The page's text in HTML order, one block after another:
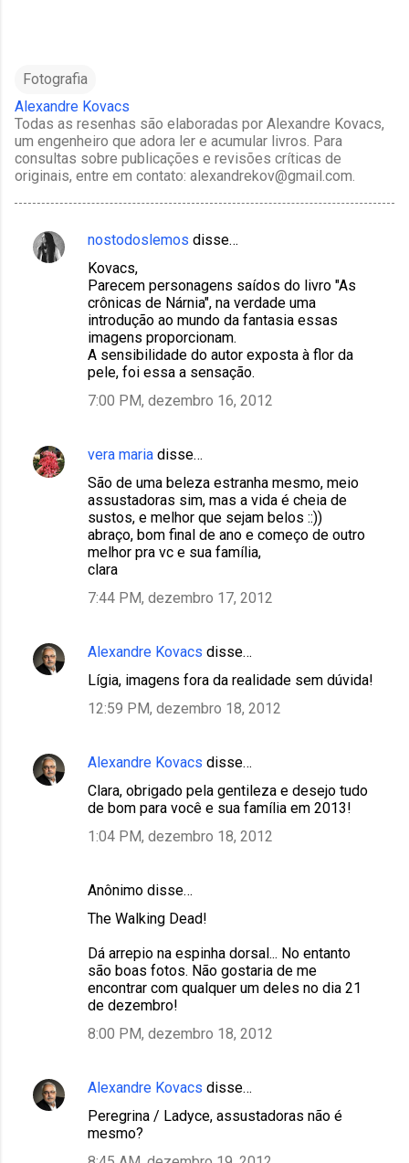
Fotografia
Alexandre Kovacs
Todas as resenhas são elaboradas por Alexandre Kovacs,
um engenheiro que adora ler e acumular livros. Para
consultas sobre publicações e revisões críticas de
originais, entre em contato: alexandrekov@gmail.com.
C
i
o
nostodoslemos disse…
Kovacs,
Parecem personagens saídos do livro "As
crônicas de Nárnia", na verdade uma
introdução ao mundo da fantasia essas
imagens proporcionam.
A sensibilidade do autor exposta à flor da
pele, foi essa a sensação.
7:00 PM, dezembro 16, 2012
vera maria disse…
São de uma beleza estranha mesmo, meio
assustadoras sim, mas a vida é cheia de
sustos, e melhor que sejam belos ::))
abraço, bom final de ano e começo de outro
melhor pra vc e sua família,
clara
7:44 PM, dezembro 17, 2012
Alexandre Kovacs disse…
Lígia, imagens fora da realidade sem dúvida!
12:59 PM, dezembro 18, 2012
Alexandre Kovacs disse…
Clara, obrigado pela gentileza e desejo tudo
de bom para você e sua família em 2013!
1:04 PM, dezembro 18, 2012
Anônimo disse…
The Walking Dead!
Dá arrepio na espinha dorsal... No entanto
são boas fotos. Não gostaria de me
encontrar com qualquer um deles no dia 21
de dezembro!
8:00 PM, dezembro 18, 2012
Alexandre Kovacs disse…
Peregrina / Ladyce, assustadoras não é
mesmo?